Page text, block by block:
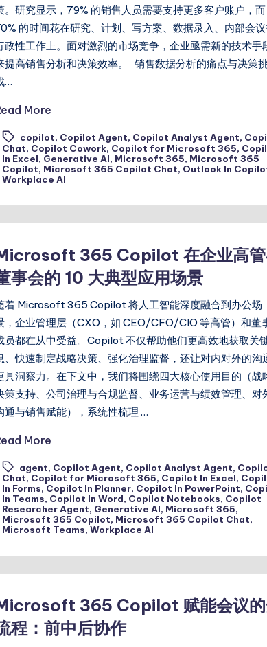
。研究显示，79% 的销售人员需要支持更多客户账户，而
的时间花在研究、计划、写方案、数据录入、内部会
政性工作上。面对激烈的市场竞争，企业亟需新的技术手
提高销售分析和决策效率。 销售数据分析的痛点与决策
…
More
copilot, Copilot Agent, Copilot Analyst Agent,
Chat, Copilot Cowork, Copilot for Microsoft 365,
In Excel, Generative AI, Microsoft 365, Microsoft 365
Copilot, Microsoft 365 Copilot Chat, Outlook In
Workplace AI
365 Copilot 在企业高
事会的 10 大典型应用场景
着 Microsoft 365 Copilot 将人工智能深度融合到办公场
，企业管理层（CXO，如 CEO/CFO/CIO 等高管）和董
员都在从中受益。Copilot 不仅帮助他们更高效地获取关
、快速制定战略决策、强化治理监督，还让对内对外的沟
具洞察力。在下文中，我们将围绕四大核心使用目的（战
策支持、公司治理与合规监督、业务运营与绩效管理、对
通与销售赋能），系统性梳理 …
More
agent, Copilot Agent, Copilot Analyst Agent,
Chat, Copilot for Microsoft 365, Copilot In Excel,
In Forms, Copilot In Planner, Copilot In PowerPoint,
In Teams, Copilot In Word, Copilot Notebooks, Copilot
Researcher Agent, Generative AI, Microsoft 365,
Microsoft 365 Copilot, Microsoft 365 Copilot Chat,
Microsoft Teams,Workplace AI
365 Copilot 赋能会议
程：前中后协作